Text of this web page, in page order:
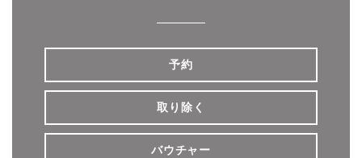
予約
取り除く
バウチャー